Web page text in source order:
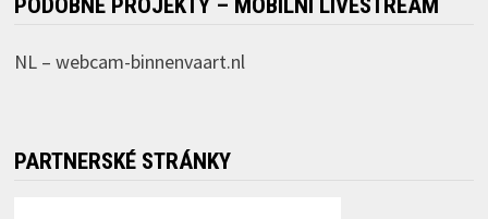
NL – webcam-binnenvaart.nl
PARTNERSKÉ STRÁNKY